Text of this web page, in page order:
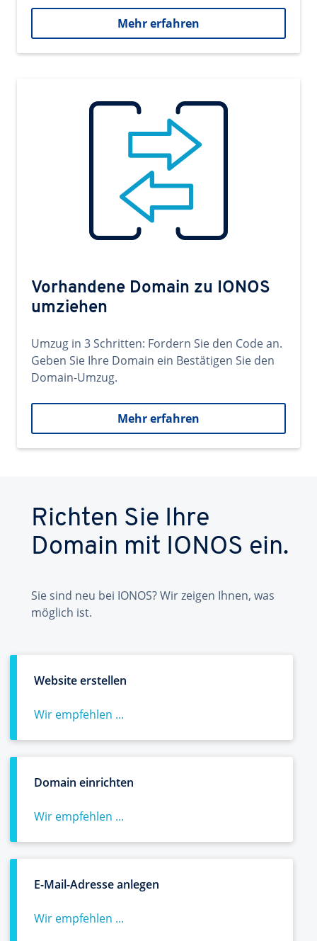
Mehr erfahren
Vorhandene Domain zu IONOS
umziehen
Umzug in 3 Schritten: Fordern Sie den Code an.
Geben Sie Ihre Domain ein Bestätigen Sie den
Domain-Umzug.
Mehr erfahren
Richten Sie Ihre
Domain mit IONOS ein.
Sie sind neu bei IONOS? Wir zeigen Ihnen, was
möglich ist.
Website erstellen
Wir empfehlen ...
Domain einrichten
Wir empfehlen ...
E-Mail-Adresse anlegen
Wir empfehlen ...